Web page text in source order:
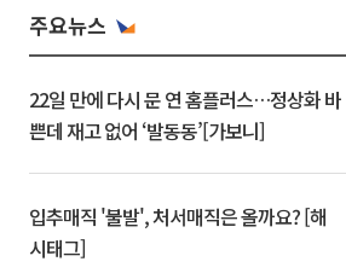
주요뉴스
22일 만에 다시 문 연 홈플러스…정상화 바
쁜데 재고 없어 ‘발동동’[가보니]
입추매직 '불발', 처서매직은 올까요? [해
시태그]